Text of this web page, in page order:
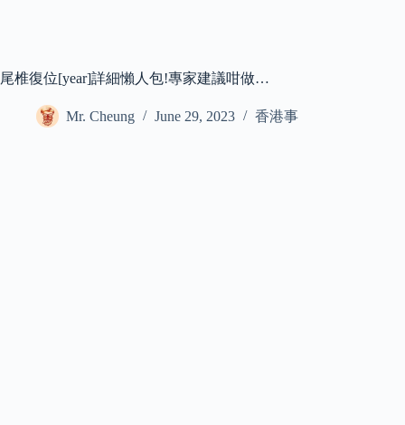
尾椎復位[year]詳細懶人包!專家建議咁做…
Mr. Cheung June 29, 2023 香港事